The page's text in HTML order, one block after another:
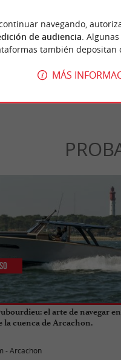
para familias con niños pequeños,
suaves, ya que se encuentra a ...
- Lacanau
el arte de navegar
la cuenca de Arcachon.
- Arcachon
navegando,
de audiencia .
también depositan
MÁS